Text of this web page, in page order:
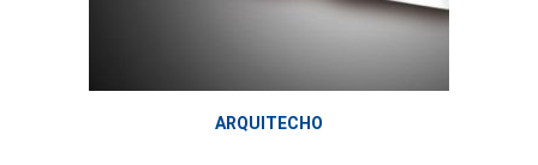
ARQUITECHO